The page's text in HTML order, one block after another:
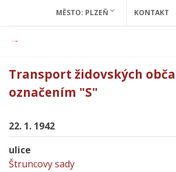
MĚSTO: PLZEŇ KONTAKT
Transport židovských
označením "S"
22. 1. 1942
ulice
Štruncovy sady